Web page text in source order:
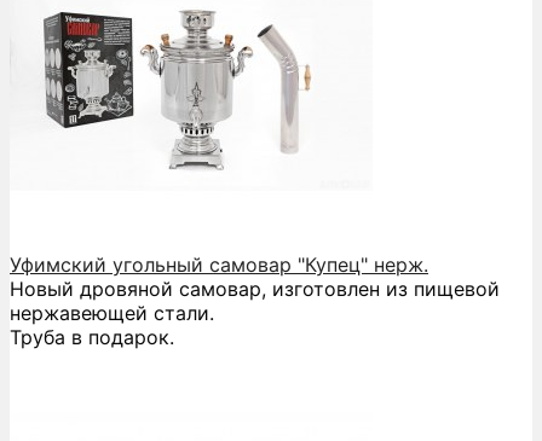
Уфимский угольный самовар "Купец" нерж.
Новый дровяной самовар, изготовлен из пищевой
нержавеющей стали.
Труба в подарок.